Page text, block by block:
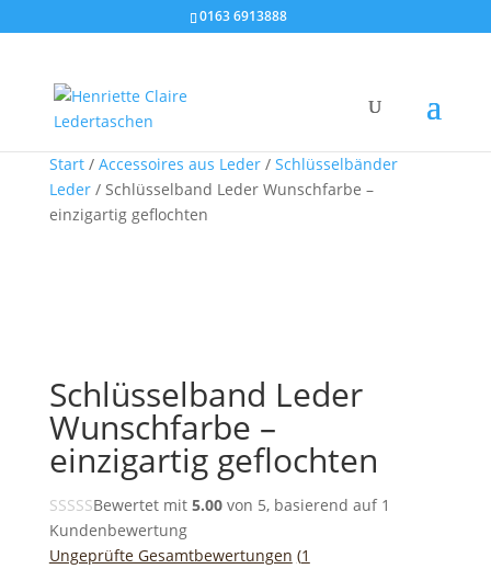
0163 6913888
Start/ Accessoires aus Leder/ Schlüsselbänder
Leder/ Schlüsselband Leder Wunschfarbe –
einzigartig geflochten
Schlüsselband Leder
Wunschfarbe –
einzigartig geflochten
Bewertet mit 5.00von 5, basierend auf 1
Kundenbewertung
Ungeprüfte Gesamtbewertungen (1